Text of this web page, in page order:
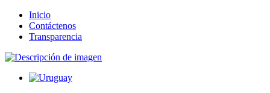
Inicio
Contáctenos
Transparencia